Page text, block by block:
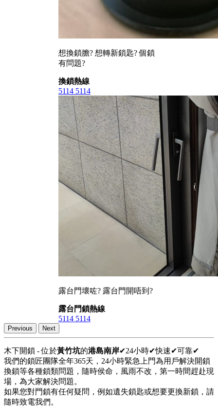
想換鎖膽? 想轉新鎖匙? 個鎖
有問題?
換鎖熱線
5114 5114
露台門壞咗? 露台門開唔到?
露台門鎖熱線
5114 5114
Previous Next
木下開鎖 - 位於黃竹坑的港島南岸✔24小時✔快速✔可靠✔
我們的鎖匠團隊全年365天，24小時緊急上門為用戶解決開鎖
換鎖等各種鎖類問題，隨時侯命，風雨不改，第一時間趕赴現
場，為大家解決問題。
如果您對門鎖有任何疑問，例如遺失鎖匙或想要更換新鎖，請
隨時致電我們。